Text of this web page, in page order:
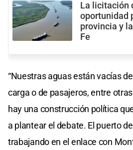
La licitación
oportunidad
provincia y
Fe
“Nuestras aguas están vacías
carga o de pasajeros, entre
hay una construcción política
a plantear el debate. El puerto
trabajando en el enlace con